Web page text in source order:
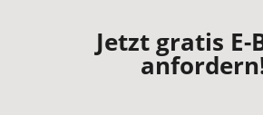
Jetzt gratis E-